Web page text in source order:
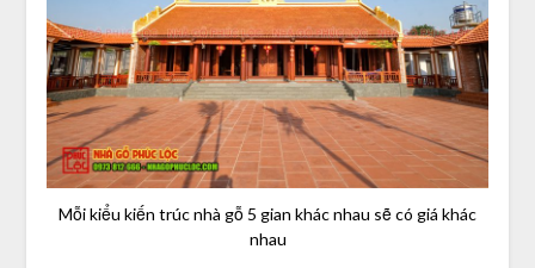
Mỗi kiểu kiến trúc nhà gỗ 5 gian khác nhau sẽ có giá khác
nhau